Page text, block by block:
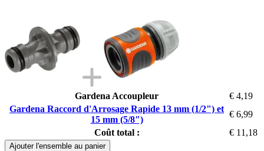
Gardena Accoupleur
€ 4,19
Gardena Raccord d'Arrosage Rapide 13 mm (1/2") et
15 mm (5/8")
€ 6,99
Coût total :
€ 11,18
Ajouter l'ensemble au panier